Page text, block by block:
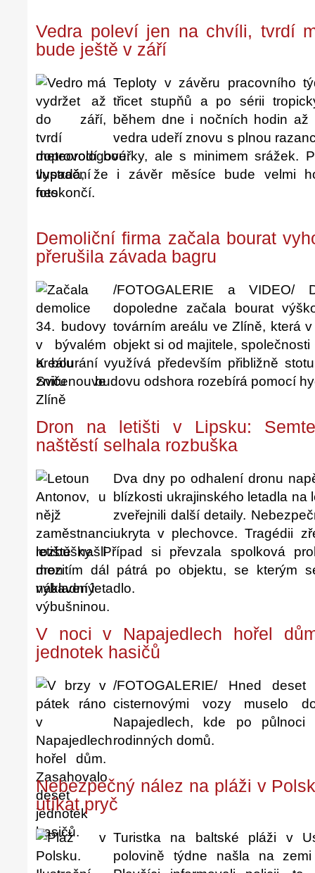
Vedra poleví jen na chvíli, tvrdí
bude ještě v září
Teploty v závěru pracovního
třicet stupňů a po sérii
během dne i nočních hodin
vedra udeří znovu s plnou
doprovodí bouřky, ale s minimem srážek.
vypadá, že i závěr měsíce bude velmi
neskončí.
Demoliční firma začala bourat
přerušila závada bagru
/FOTOGALERIE a VIDEO/
dopoledne začala bourat
továrním areálu ve Zlíně, která
objekt si od majitele,
K bourání využívá především přibližně
zničenou budovu odshora rozebírá pomocí
Dron na letišti v Lipsku:
naštěstí selhala rozbuška
Dva dny po odhalení dronu
blízkosti ukrajinského letadla na
zveřejnili další detaily.
ukryta v plechovce. Tragédii
rozbušky. Případ si převzala spolková
mezitím dál pátrá po objektu, se kterým
nákladní letadlo.
V noci v Napajedlech hořel
jednotek hasičů
/FOTOGALERIE/ Hned
cisternovými vozy
Napajedlech, kde po
rodinných domů.
Nebezpečný nález na pláži v
utíkat pryč
Turistka na baltské pláži v
polovině týdne našla na